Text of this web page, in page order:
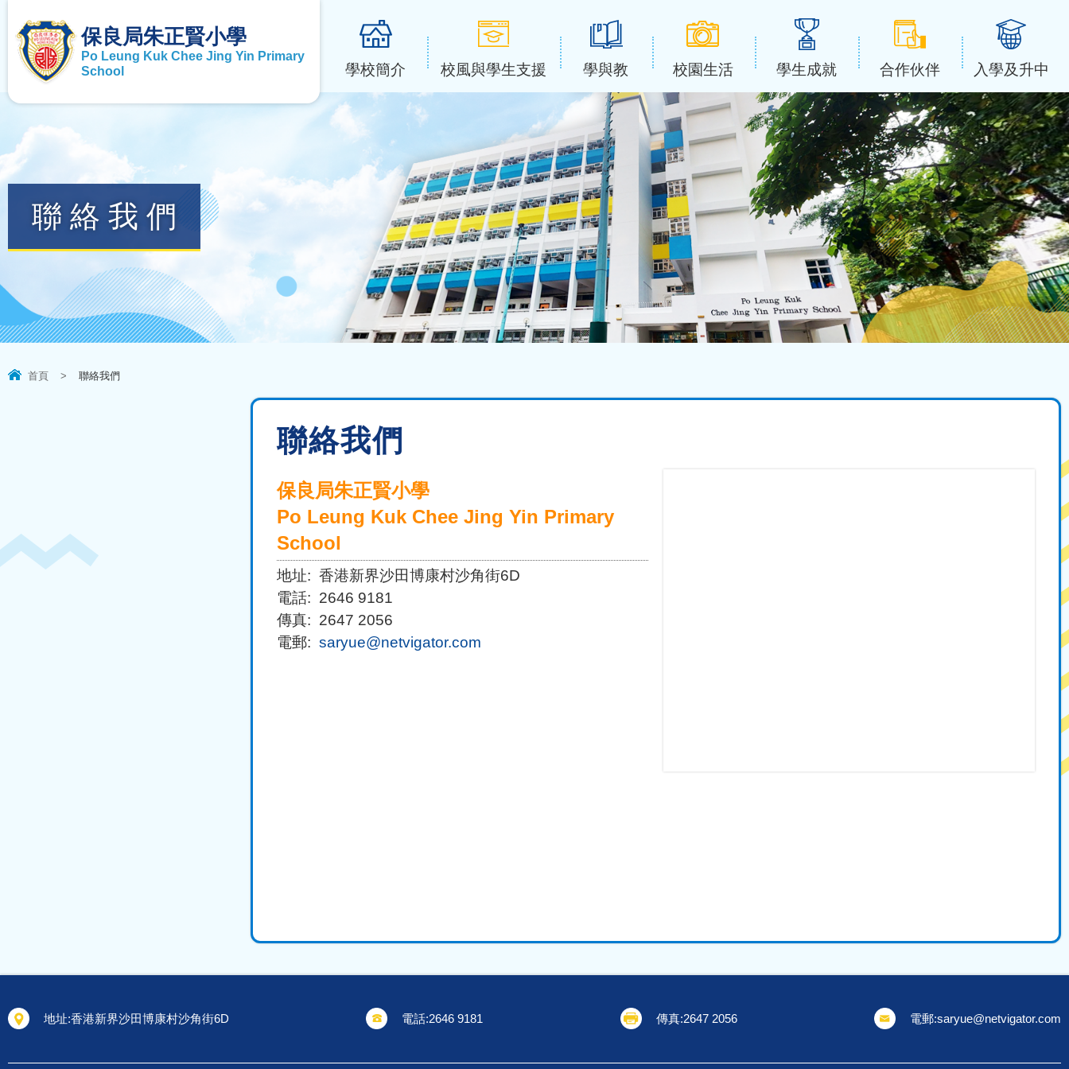
保良局朱正賢小學
Po Leung Kuk Chee Jing Yin Primary
School
學校簡介 校風與學生支援 學與教 校園生活 學生成就 合作伙伴 入學及升中
聯絡我們
首頁 > 聯絡我們
聯絡我們
保良局朱正賢小學
Po Leung Kuk Chee Jing Yin Primary
School
地址: 香港新界沙田博康村沙角街6D
電話: 2646 9181
傳真: 2647 2056
電郵: saryue@netvigator.com
地址:香港新界沙田博康村沙角街6D 電話:2646 9181 傳真:2647 2056 電郵:saryue@netvigator.com